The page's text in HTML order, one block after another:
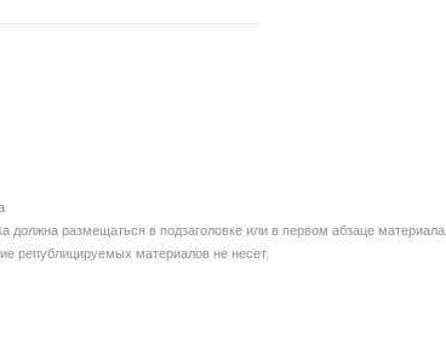
размещаться в подзаголовке или в первом абзаце материала.
републицируемых материалов не несет.